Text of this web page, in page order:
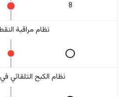
8
نظام مراقبة
نظام الكبح التلقائي